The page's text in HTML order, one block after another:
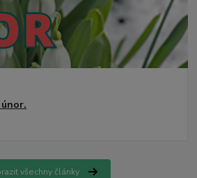
všechny články